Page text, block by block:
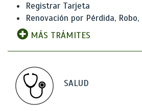
Registrar Tarjeta
Renovación por Pérdida,
MÁS TRÁMITES
SALUD